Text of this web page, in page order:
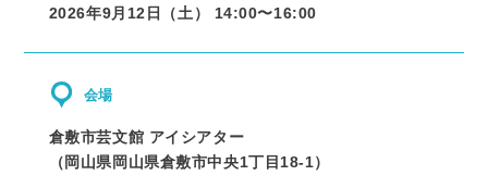
2026年9月12日（土） 14:00〜16:00
会場
倉敷市芸文館 アイシアター
（岡山県岡山県倉敷市中央1丁目18-1）